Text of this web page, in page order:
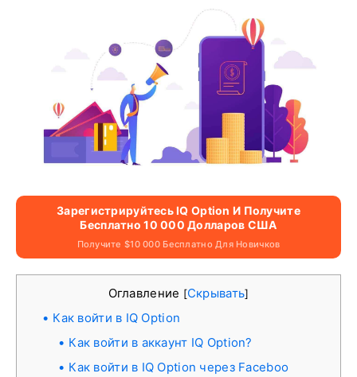
Зарегистрируйтесь IQ Option И Получите
Бесплатно 10 000 Долларов США
Получите $10 000 Бесплатно Для Новичков
Оглавление [Скрывать]
Как войти в IQ Option
Как войти в аккаунт IQ Option?
Как войти в IQ Option через Faceboo